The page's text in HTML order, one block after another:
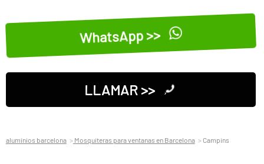
WhatsApp >>
LLAMAR >>
aluminios barcelona Mosquiteras para ventanas en Barcelona Campins